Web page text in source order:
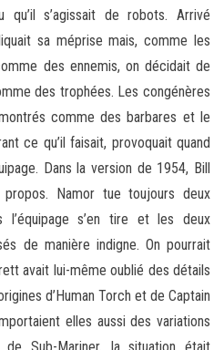
qu’il s’agissait de robots. Arrivé
sa méprise mais, comme les
des ennemis, on décidait de
des trophées. Les congénères
comme des barbares et le
ce qu’il faisait, provoquait quand
Dans la version de 1954, Bill
Namor tue toujours deux
l’équipage s’en tire et les deux
de manière indigne. On pourrait
avait lui-même oublié des détails
d’Human Torch et de Captain
elles aussi des variations